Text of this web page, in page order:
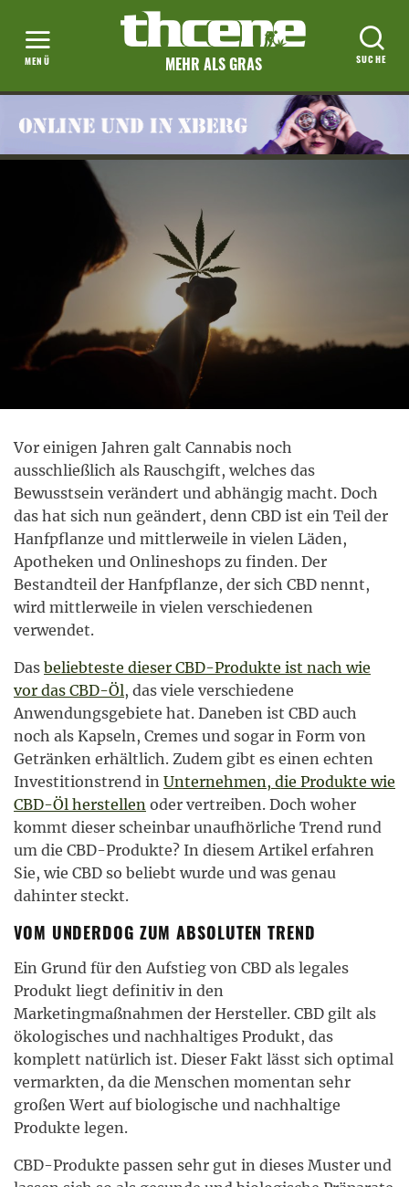
MEHR ALS GRAS
Vor einigen Jahren galt Cannabis noch
ausschließlich als Rauschgift, welches das
Bewusstsein verändert und abhängig macht. Doch
das hat sich nun geändert, denn CBD ist ein Teil der
Hanfpflanze und mittlerweile in vielen Läden,
Apotheken und Onlineshops zu finden. Der
Bestandteil der Hanfpflanze, der sich CBD nennt,
wird mittlerweile in vielen verschiedenen
verwendet.
Das beliebteste dieser CBD-Produkte ist nach wie
vor das CBD-Öl, das viele verschiedene
Anwendungsgebiete hat. Daneben ist CBD auch
noch als Kapseln, Cremes und sogar in Form von
Getränken erhältlich. Zudem gibt es einen echten
Investitionstrend in Unternehmen, die Produkte wie
CBD-Öl herstellen oder vertreiben. Doch woher
kommt dieser scheinbar unaufhörliche Trend rund
um die CBD-Produkte? In diesem Artikel erfahren
Sie, wie CBD so beliebt wurde und was genau
dahinter steckt.
VOM UNDERDOG ZUM ABSOLUTEN TREND
Ein Grund für den Aufstieg von CBD als legales
Produkt liegt definitiv in den
Marketingmaßnahmen der Hersteller. CBD gilt als
ökologisches und nachhaltiges Produkt, das
komplett natürlich ist. Dieser Fakt lässt sich optimal
vermarkten, da die Menschen momentan sehr
großen Wert auf biologische und nachhaltige
Produkte legen.
CBD-Produkte passen sehr gut in dieses Muster und